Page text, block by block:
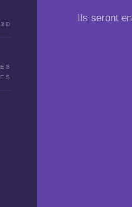
Ils seront